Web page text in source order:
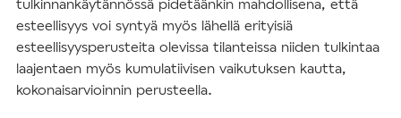
esteellisyys voi syntyä myös lähellä erityisiä
esteellisyysperusteita olevissa tilanteissa niiden tulkintaa
laajentaen myös kumulatiivisen vaikutuksen kautta,
kokonaisarvioinnin perusteella.